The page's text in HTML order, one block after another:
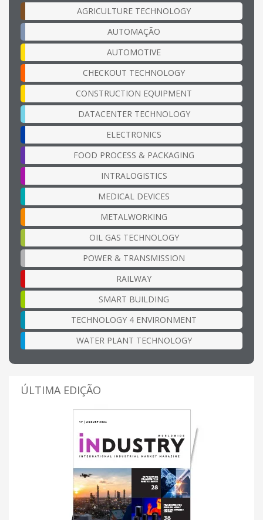
AGRICULTURE TECHNOLOGY
AUTOMAÇÃO
AUTOMOTIVE
CHECKOUT TECHNOLOGY
CONSTRUCTION EQUIPMENT
DATACENTER TECHNOLOGY
ELECTRONICS
FOOD PROCESS & PACKAGING
INTRALOGISTICS
MEDICAL DEVICES
METALWORKING
OIL GAS TECHNOLOGY
POWER & TRANSMISSION
RAILWAY
SMART BUILDING
TECHNOLOGY 4 ENVIRONMENT
WATER PLANT TECHNOLOGY
ÚLTIMA EDIÇÃO